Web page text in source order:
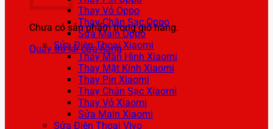
Chưa có sản phẩm trong giỏ hàng.
Quay trở lại cửa hàng
Thay Vỏ Oppo
Thay Chân Sạc Oppo
Sửa Main Oppo
Sửa Điện Thoại Xiaomi
Thay Màn Hình Xiaomi
Thay Mặt Kính Xiaomi
Thay Pin Xiaomi
Thay Chân Sạc Xiaomi
Thay Vỏ Xiaomi
Sửa Main Xiaomi
Sửa Điện Thoại Vivo